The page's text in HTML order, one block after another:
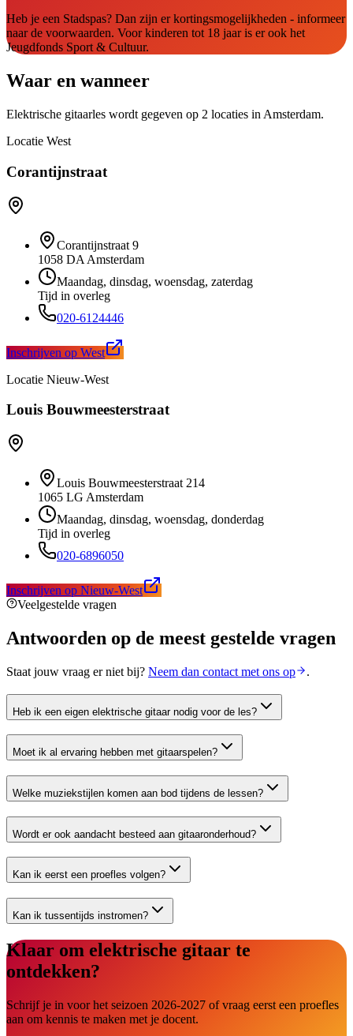
Heb je een Stadspas? Dan zijn er kortingsmogelijkheden - informeer
naar de voorwaarden. Voor kinderen tot 18 jaar is er ook het
Jeugdfonds Sport & Cultuur.
Waar en wanneer
Elektrische gitaarles wordt gegeven op 2 locaties in Amsterdam.
Locatie West
Corantijnstraat
Corantijnstraat 9
1058 DA Amsterdam
Maandag, dinsdag, woensdag, zaterdag
Tijd in overleg
020-6124446
Inschrijven op West
Locatie Nieuw-West
Louis Bouwmeesterstraat
Louis Bouwmeesterstraat 214
1065 LG Amsterdam
Maandag, dinsdag, woensdag, donderdag
Tijd in overleg
020-6896050
Inschrijven op Nieuw-West
Veelgestelde vragen
Antwoorden op de meest gestelde vragen
Staat jouw vraag er niet bij? Neem dan contact met ons op .
Heb ik een eigen elektrische gitaar nodig voor de les?
Moet ik al ervaring hebben met gitaarspelen?
Welke muziekstijlen komen aan bod tijdens de lessen?
Wordt er ook aandacht besteed aan gitaaronderhoud?
Kan ik eerst een proefles volgen?
Kan ik tussentijds instromen?
Klaar om elektrische gitaar te
ontdekken?
Schrijf je in voor het seizoen 2026-2027 of vraag eerst een proefles
aan om kennis te maken met je docent.